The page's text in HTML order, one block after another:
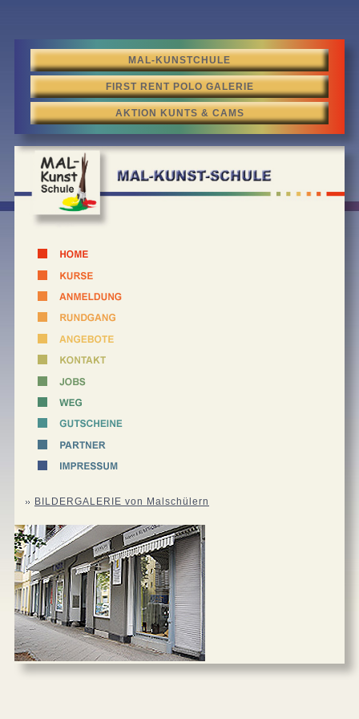
MAL-KUNSTCHULE
FIRST RENT POLO GALERIE
AKTION KUNTS & CAMS
BILDERGALERIE von Malschülern